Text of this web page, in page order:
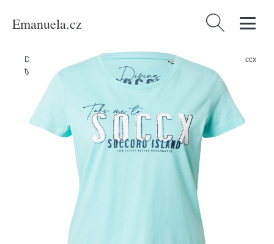
Emanuela.cz Vyhledávání
Domů /Ženy/Oblečení/Móda pro plnoštíhlé
Tričko Soccx
tyrkysová / tmavě modrá / bílá